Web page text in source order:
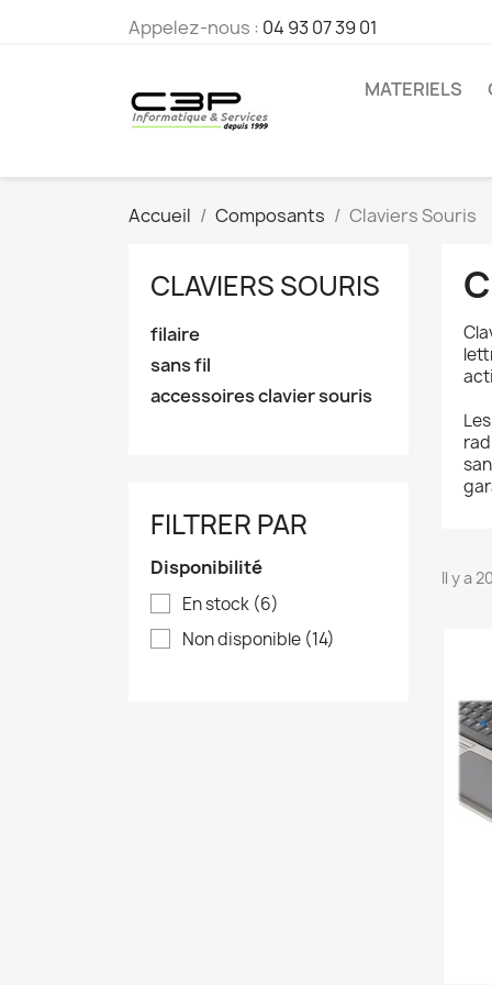
Appelez-nous : 04 93 07 39 01
MATERIELS
Accueil Composants Claviers Souris
CLAVIERS SOURIS
filaire
sans fil
accessoires clavier souris
FILTRER PAR
Disponibilité
En stock (6)
Non disponible (14)
Il y a